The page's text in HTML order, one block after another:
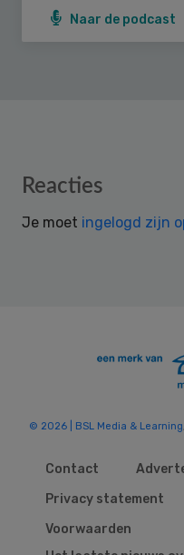
Naar de podcast
Reader
Reacties
Je moet ingelogd zijn
© 2026 | BSL Media & Learning
Contact
Privacy statement
Voorwaarden